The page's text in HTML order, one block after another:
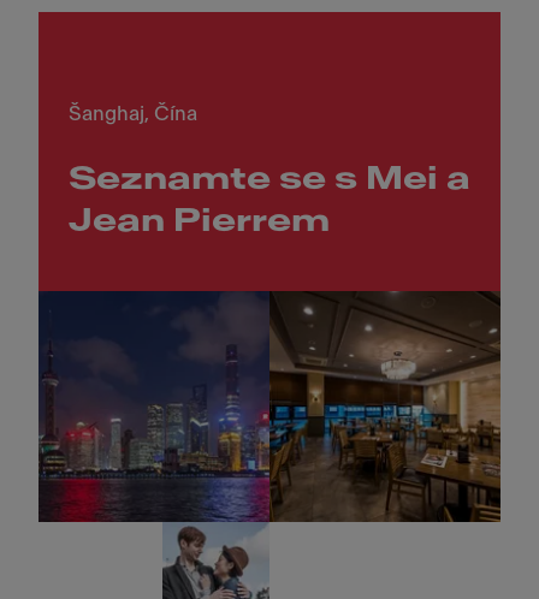
Šanghaj, Čína
Seznamte se s Mei a
Jean Pierrem